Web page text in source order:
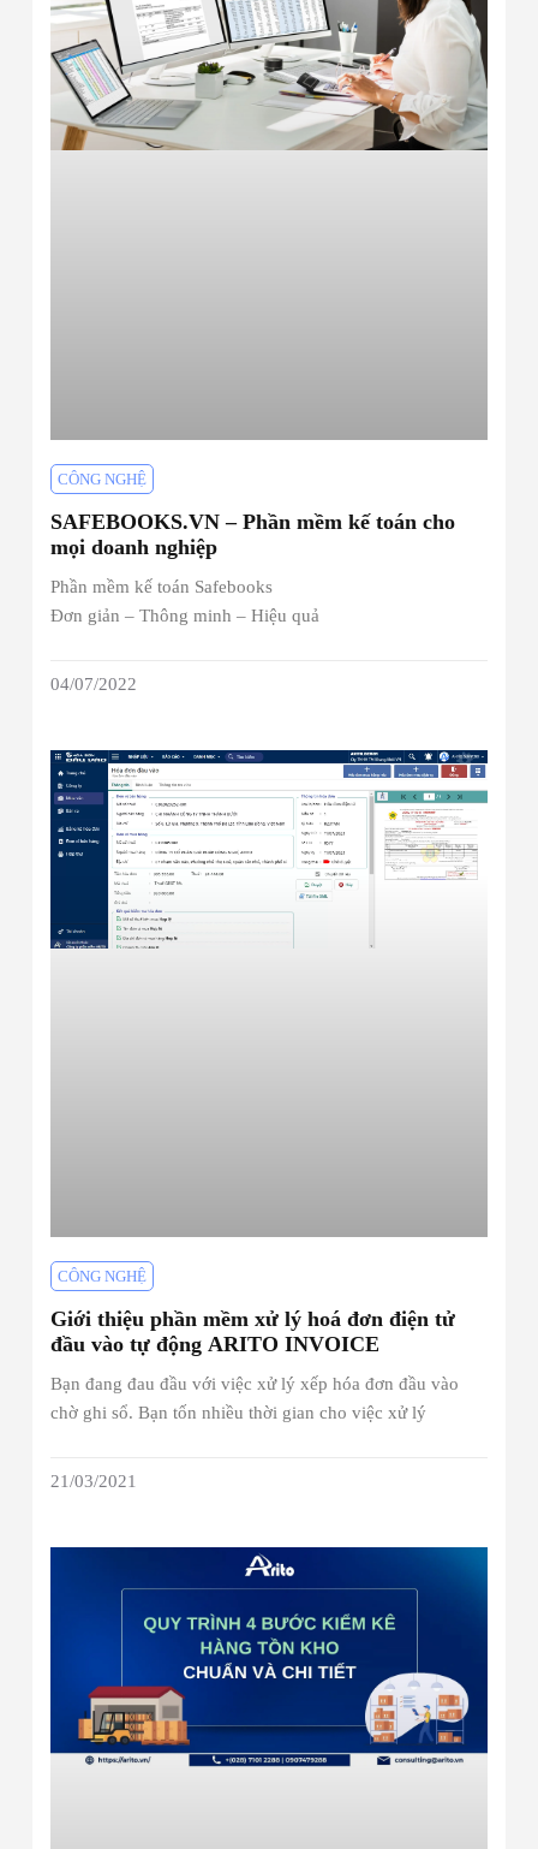
CÔNG NGHỆ
SAFEBOOKS.VN – Phần mềm kế toán cho
mọi doanh nghiệp
Phần mềm kế toán Safebooks
Đơn giản – Thông minh – Hiệu quả
04/07/2022
CÔNG NGHỆ
Giới thiệu phần mềm xử lý hoá đơn điện tử
đầu vào tự động ARITO INVOICE
Bạn đang đau đầu với việc xử lý xếp hóa đơn đầu vào
chờ ghi sổ. Bạn tốn nhiều thời gian cho việc xử lý
21/03/2021